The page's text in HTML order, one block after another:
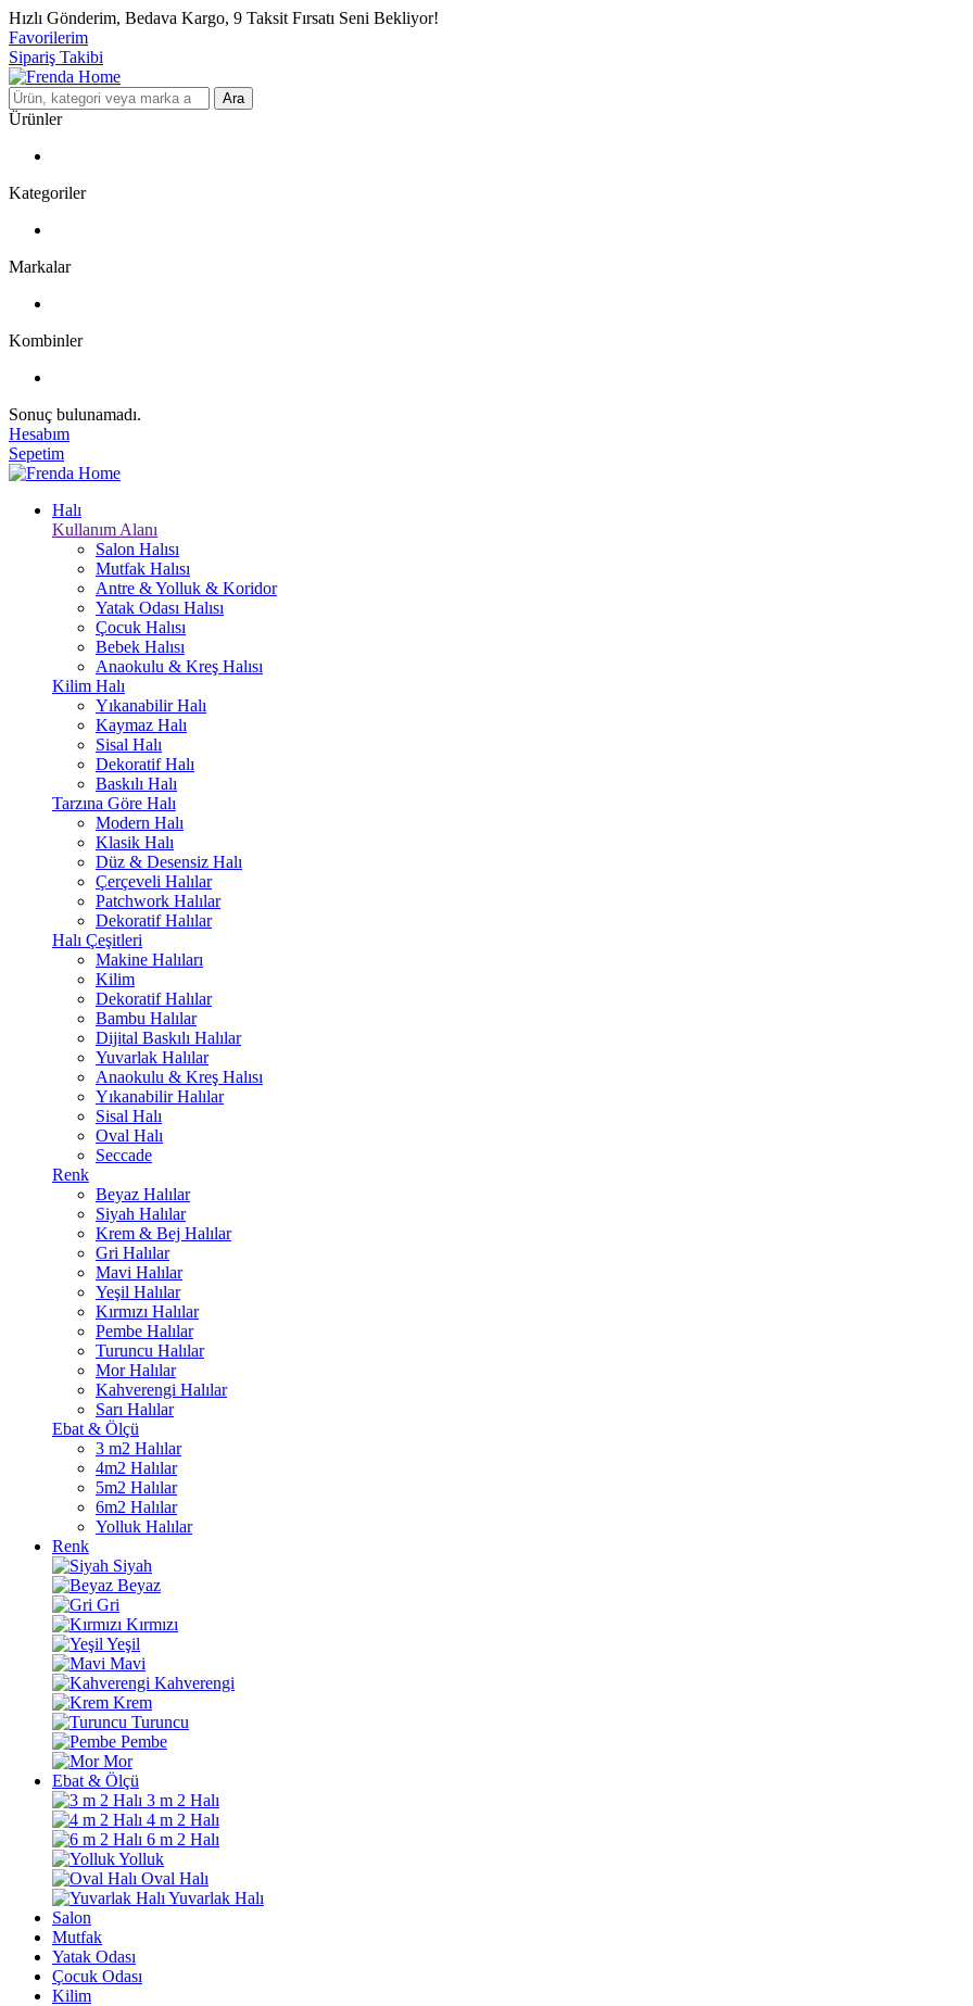
Hızlı Gönderim, Bedava Kargo, 9 Taksit Fırsatı Seni Bekliyor!
Favorilerim
Sipariş Takibi
Ara
Ürünler
Kategoriler
Markalar
Kombinler
Sonuç bulunamadı.
Hesabım
Sepetim
Halı
Kullanım Alanı
Salon Halısı
Mutfak Halısı
Antre & Yolluk & Koridor
Yatak Odası Halısı
Çocuk Halısı
Bebek Halısı
Anaokulu & Kreş Halısı
Kilim Halı
Yıkanabilir Halı
Kaymaz Halı
Sisal Halı
Dekoratif Halı
Baskılı Halı
Tarzına Göre Halı
Modern Halı
Klasik Halı
Düz & Desensiz Halı
Çerçeveli Halılar
Patchwork Halılar
Dekoratif Halılar
Halı Çeşitleri
Makine Halıları
Kilim
Dekoratif Halılar
Bambu Halılar
Dijital Baskılı Halılar
Yuvarlak Halılar
Anaokulu & Kreş Halısı
Yıkanabilir Halılar
Sisal Halı
Oval Halı
Seccade
Renk
Beyaz Halılar
Siyah Halılar
Krem & Bej Halılar
Gri Halılar
Mavi Halılar
Yeşil Halılar
Kırmızı Halılar
Pembe Halılar
Turuncu Halılar
Mor Halılar
Kahverengi Halılar
Sarı Halılar
Ebat & Ölçü
3 m2 Halılar
4m2 Halılar
5m2 Halılar
6m2 Halılar
Yolluk Halılar
Renk
Siyah
Beyaz
Gri
Kırmızı
Yeşil
Mavi
Kahverengi
Krem
Turuncu
Pembe
Mor
Ebat & Ölçü
3 m 2 Halı
4 m 2 Halı
6 m 2 Halı
Yolluk
Oval Halı
Yuvarlak Halı
Salon
Mutfak
Yatak Odası
Çocuk Odası
Kilim